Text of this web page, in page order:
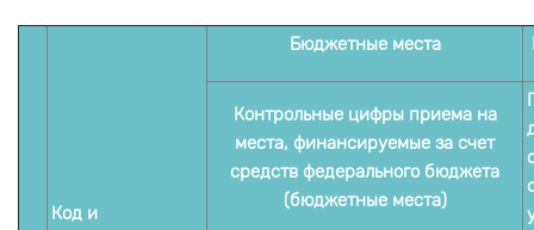
Код и
Бюджетные места
Контрольные цифры приема на
места, финансируемые за счет
средств федерального бюджета
(бюджетные места)